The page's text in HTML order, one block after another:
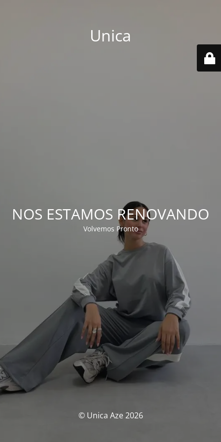
Unica
NOS ESTAMOS RENOVANDO
Volvemos Pronto
© Unica Aze 2026